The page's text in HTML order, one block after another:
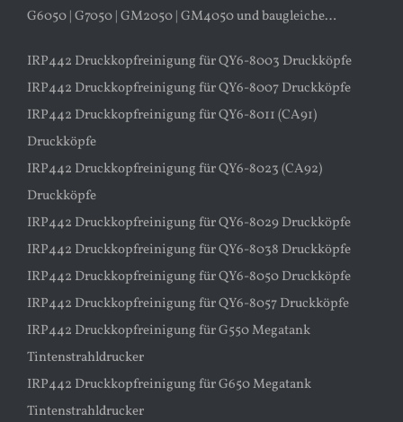
G6050 | G7050 | GM2050 | GM4050 und baugleiche…
IRP442 Druckkopfreinigung für QY6-8003 Druckköpfe
IRP442 Druckkopfreinigung für QY6-8007 Druckköpfe
IRP442 Druckkopfreinigung für QY6-8011 (CA91)
Druckköpfe
IRP442 Druckkopfreinigung für QY6-8023 (CA92)
Druckköpfe
IRP442 Druckkopfreinigung für QY6-8029 Druckköpfe
IRP442 Druckkopfreinigung für QY6-8038 Druckköpfe
IRP442 Druckkopfreinigung für QY6-8050 Druckköpfe
IRP442 Druckkopfreinigung für QY6-8057 Druckköpfe
IRP442 Druckkopfreinigung für G550 Megatank
Tintenstrahldrucker
IRP442 Druckkopfreinigung für G650 Megatank
Tintenstrahldrucker